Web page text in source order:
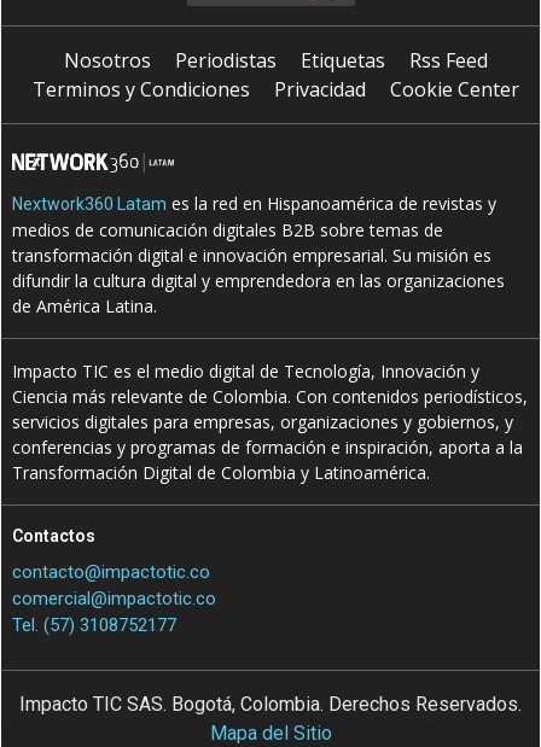
Nosotros Periodistas Etiquetas
Rss Feed
Terminos y Condiciones
Privacidad Cookie Center
Nextwork360 Latam es la red en Hispanoamérica de revistas y
medios de comunicación digitales B2B sobre temas de
transformación digital e innovación empresarial. Su misión es
difundir la cultura digital y emprendedora en las organizaciones
de América Latina.
Impacto TIC es el medio digital de Tecnología, Innovación y
Ciencia más relevante de Colombia. Con contenidos periodísticos,
servicios digitales para empresas, organizaciones y gobiernos, y
conferencias y programas de formación e inspiración, aporta a la
Transformación Digital de Colombia y Latinoamérica.
Contactos
contacto@impactotic.co
comercial@impactotic.co
Tel. (57) 3108752177
Impacto TIC SAS. Bogotá, Colombia. Derechos Reservados.
Mapa del Sitio